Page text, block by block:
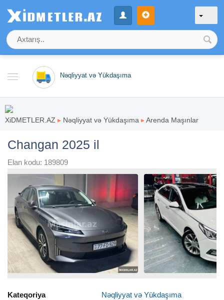
Nəqliyyat və Yükdaşıma
XiDMETLER.AZ ▸ Nəqliyyat və Yükdaşıma ▸Arenda Maşınlar
Changan 2025 il
Elan kodu: 189809
Kateqoriya
Nəqliyyat və Yükdaşıma